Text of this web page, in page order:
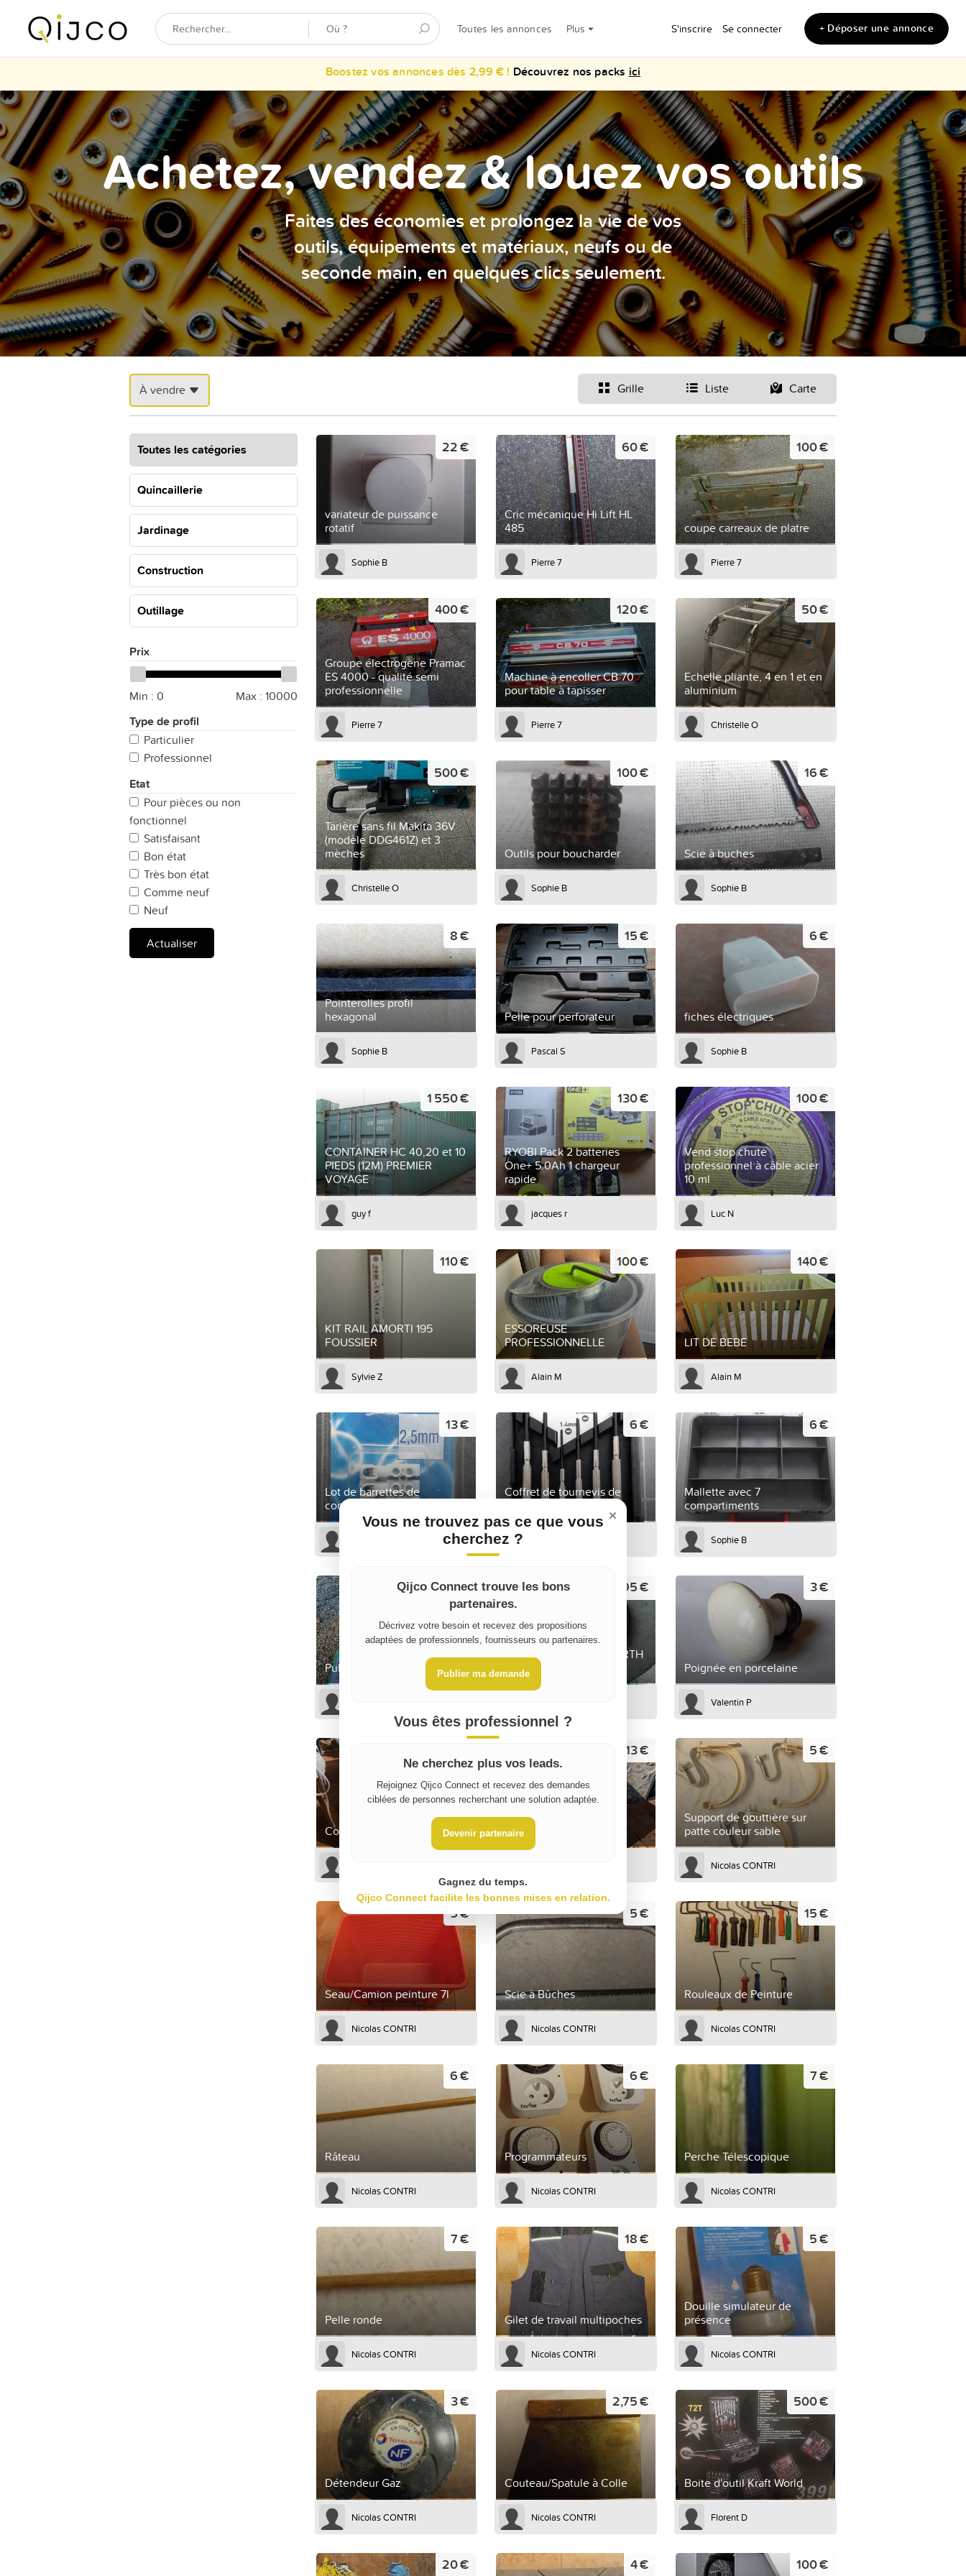
Boostez vos annonces dès 2,99 € ! Découvrez nos packs ici
Toutes les annonces Plus S'inscrire Se connecter + Déposer une annonce
Achetez, vendez & louez vos outils
Faites des économies et prolongez la vie de vos
outils, équipements et matériaux, neufs ou de
seconde main, en quelques clics seulement.
Grille Liste Carte
À vendre
Toutes les catégories
Quincaillerie
Jardinage
Construction
Outillage
Prix
Min : 0 Max : 10000
Type de profil
Particulier
Professionnel
Etat
Pour pièces ou non
fonctionnel
Satisfaisant
Bon état
Très bon état
Comme neuf
Neuf
Actualiser
variateur de puissance
rotatif
22 €
Sophie B
Cric mécanique Hi Lift HL
485
60 €
Pierre 7
coupe carreaux de platre
100 €
Pierre 7
Groupe électrogène Pramac
ES 4000 - qualité semi
professionnelle
400 €
Pierre 7
Machine à encoller CB 70
pour table à tapisser
120 €
Pierre 7
Echelle pliante, 4 en 1 et en
aluminium
50 €
Christelle O
Tarière sans fil Makita 36V
(modèle DDG461Z) et 3
mèches
500 €
Christelle O
Outils pour boucharder
100 €
Sophie B
Scie à buches
16 €
Sophie B
Pointerolles profil
hexagonal
8 €
Sophie B
Pelle pour perforateur
15 €
Pascal S
fiches électriques
6 €
Sophie B
CONTAINER HC 40,20 et 10
PIEDS (12M) PREMIER
VOYAGE
1 550 €
guy f
RYOBI Pack 2 batteries
One+ 5.0Ah 1 chargeur
rapide
130 €
jacques r
Vend stop chute
professionnel à câble acier
10 ml
100 €
Luc N
KIT RAIL AMORTI 195
FOUSSIER
110 €
Sylvie Z
ESSOREUSE
PROFESSIONNELLE
100 €
Alain M
LIT DE BEBE
140 €
Alain M
Lot de barrettes de
connexion
13 €
Coffret de tournevis de
6 €
Mallette avec 7
compartiments
6 €
Sophie B
Pulvérisateurs peinture
600 €
ENROULEUR 380V WURTH
25M
95 €
Poignée en porcelaine
3 €
Valentin P
Colle Carreaux de Plâtre
Plaque de placo BA13
250x120
13 €
Support de gouttière sur
patte couleur sable
5 €
Nicolas CONTRI
Seau/Camion peinture 7l
5 €
Nicolas CONTRI
Scie à Bûches
5 €
Nicolas CONTRI
Rouleaux de Peinture
15 €
Nicolas CONTRI
Râteau
6 €
Nicolas CONTRI
Programmateurs
6 €
Nicolas CONTRI
Perche Télescopique
7 €
Nicolas CONTRI
Pelle ronde
7 €
Nicolas CONTRI
Gilet de travail multipoches
18 €
Nicolas CONTRI
Douille simulateur de
présence
5 €
Nicolas CONTRI
Détendeur Gaz
3 €
Nicolas CONTRI
Couteau/Spatule à Colle
2,75 €
Nicolas CONTRI
Boite d'outil Kraft World
500 €
Florent D
20 € 4 € 100 €
×
Vous ne trouvez pas ce que vous
cherchez ?
Qijco Connect trouve les bons
partenaires.
Décrivez votre besoin et recevez des propositions
adaptées de professionnels, fournisseurs ou partenaires.
Publier ma demande
Vous êtes professionnel ?
Ne cherchez plus vos leads.
Rejoignez Qijco Connect et recevez des demandes
ciblées de personnes recherchant une solution adaptée.
Devenir partenaire
Gagnez du temps.
Qijco Connect facilite les bonnes mises en relation.